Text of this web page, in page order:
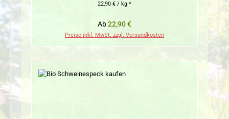
22,90 € / kg *
Regulärer Preis:
Ab22,90 €
Preise inkl. MwSt. zzgl. Versandkosten